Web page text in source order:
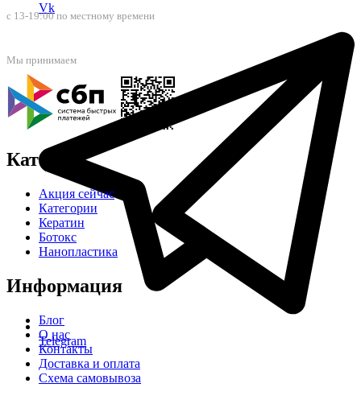
Vk
Telegram
с 13-19:00 по местному времени
Мы принимаем
Каталог
Акция сейчас
Категории
Кератин
Ботокс
Нанопластика
Информация
Блог
О нас
Контакты
Доставка и оплата
Схема самовывоза